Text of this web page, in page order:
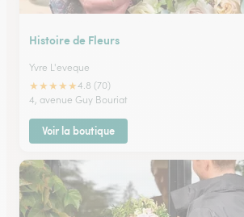
Histoire de Fleurs
Yvre L'eveque
★★★★★4.8 (70)
4, avenue Guy Bouriat
Voir la boutique